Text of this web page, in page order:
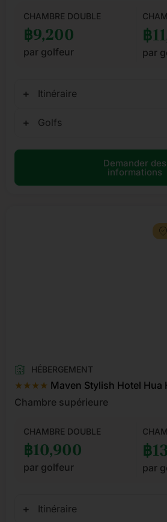
CHAMBRE DOUBLE
฿9,200
par golfeur
฿
par
Itinéraire
Golfs
Demander des
informations
HÉBERGEMENT
★★★★ Maven Stylish Hotel Hua
Chambre supérieure
CHAMBRE DOUBLE
฿10,900
par golfeur
฿
par
Itinéraire